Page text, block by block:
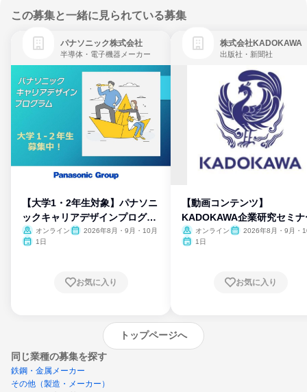
この募集と一緒に見られている募集
パナソニック株式会社
半導体・電子機器メーカー
【大学1・2年生対象】パナソニ
ックキャリアデザインプログラ
ム
オンライン
2026年8月・9月・10月
1日
お気に入り
株式会社KADOKAWA
出版社・新聞社
【動画コンテンツ】
KADOKAWA企業研究セミナ
オンライン
2026年8月・9月・
1日
お気に入り
トップページへ
同じ業種の募集を探す
鉄鋼・金属メーカー
その他（製造・メーカー）